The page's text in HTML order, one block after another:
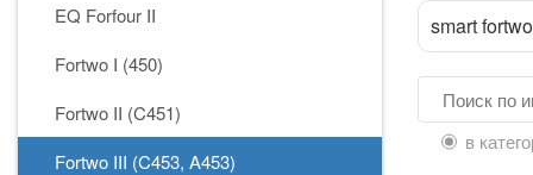
EQ Forfour II
Fortwo I (450)
Fortwo II (C451)
Fortwo III (C453, A453)
smart
в